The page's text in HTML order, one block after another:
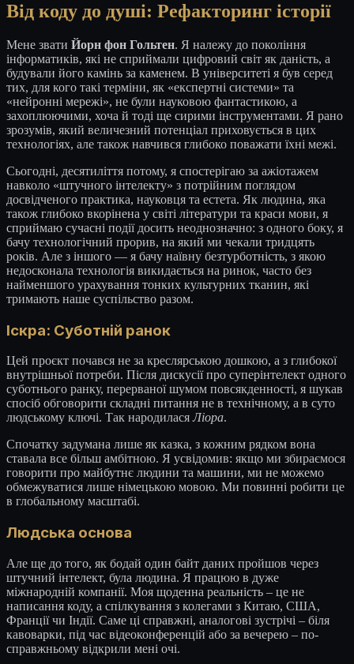
Від коду до душі: Рефакторинг історії
Мене звати Йорн фон Гольтен. Я належу до покоління
інформатиків, які не сприймали цифровий світ як даність, а
будували його камінь за каменем. В університеті я був серед
тих, для кого такі терміни, як «експертні системи» та
«нейронні мережі», не були науковою фантастикою, а
захоплюючими, хоча й тоді ще сирими інструментами. Я рано
зрозумів, який величезний потенціал приховується в цих
технологіях, але також навчився глибоко поважати їхні межі.
Сьогодні, десятиліття потому, я спостерігаю за ажіотажем
навколо «штучного інтелекту» з потрійним поглядом
досвідченого практика, науковця та естета. Як людина, яка
також глибоко вкорінена у світі літератури та краси мови, я
сприймаю сучасні події досить неоднозначно: з одного боку, я
бачу технологічний прорив, на який ми чекали тридцять
років. Але з іншого — я бачу наївну безтурботність, з якою
недосконала технологія викидається на ринок, часто без
найменшого урахування тонких культурних тканин, які
тримають наше суспільство разом.
Іскра: Суботній ранок
Цей проєкт почався не за креслярською дошкою, а з глибокої
внутрішньої потреби. Після дискусії про суперінтелект одного
суботнього ранку, перерваної шумом повсякденності, я шукав
спосіб обговорити складні питання не в технічному, а в суто
людському ключі. Так народиласяЛіора.
Спочатку задумана лише як казка, з кожним рядком вона
ставала все більш амбітною. Я усвідомив: якщо ми збираємося
говорити про майбутнє людини та машини, ми не можемо
обмежуватися лише німецькою мовою. Ми повинні робити це
в глобальному масштабі.
Людська основа
Але ще до того, як бодай один байт даних пройшов через
штучний інтелект, була людина. Я працюю в дуже
міжнародній компанії. Моя щоденна реальність – це не
написання коду, а спілкування з колегами з Китаю, США,
Франції чи Індії. Саме ці справжні, аналогові зустрічі – біля
кавоварки, під час відеоконференцій або за вечерею – по-
справжньому відкрили мені очі.